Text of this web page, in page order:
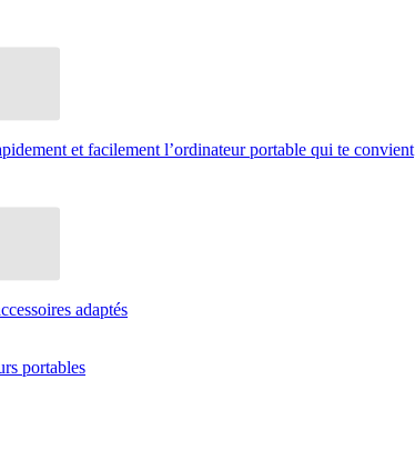
et facilement l’ordinateur portable qui te convient
adaptés
portables